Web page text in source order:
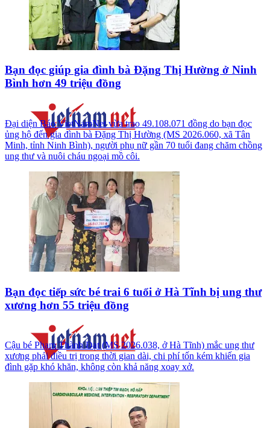
Bạn đọc giúp gia đình bà Đặng Thị Hường ở Ninh
Bình hơn 49 triệu đồng
Đại diện Báo VietNamNet vừa trao 49.108.071 đồng do bạn đọc
ủng hộ đến gia đình bà Đặng Thị Hường (MS 2026.060, xã Tân
Minh, tỉnh Ninh Bình), người phụ nữ gần 70 tuổi đang chăm chồng
ung thư và nuôi cháu ngoại mồ côi.
Bạn đọc tiếp sức bé trai 6 tuổi ở Hà Tĩnh bị ung thư
xương hơn 55 triệu đồng
Cậu bé Phạm Thành Đạt (MS 2026.038, ở Hà Tĩnh) mắc ung thư
xương phải điều trị trong thời gian dài, chi phí tốn kém khiến gia
đình gặp khó khăn, không còn khả năng xoay xở.